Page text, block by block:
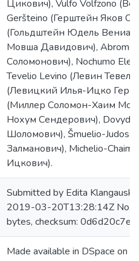
Цикович), Vulfo Volfzono
Geršteino (Герштейн Яков
(Гольдштейн Юдель
Мовша Давидович),
Соломонович), Nochumo
Tevelio Levino (Левин
(Левицкий Илья-Ицко
(Миллер Соломон-Хаим
Нохум Сендерович),
Шоломович), Šmuelio-Judos
Залманович), Michelio-
Ицкович).
Submitted by Edita
2019-03-20T13:28:14Z No.
bytes, checksum:
Made available in DSpace on